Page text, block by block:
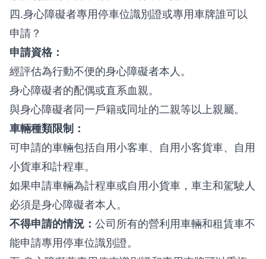
四.身心障礙者專用停車位識別證或專用車牌誰可以
申請？
申請資格：
經評估為行動不便的身心障礙者本人。
身心障礙者的配偶或直系血親。
與身心障礙者同一戶籍或同址的二親等以上親屬。
車輛種類限制：
可申請的車輛包括自用小客車、自用小客貨車、自用
小貨車和計程車。
如果申請車輛為計程車或自用小貨車，車主和駕駛人
必須是身心障礙者本人。
不得申請的情況： 公司所有的營利用車輛和租賃車不
能申請專用停車位識別證。